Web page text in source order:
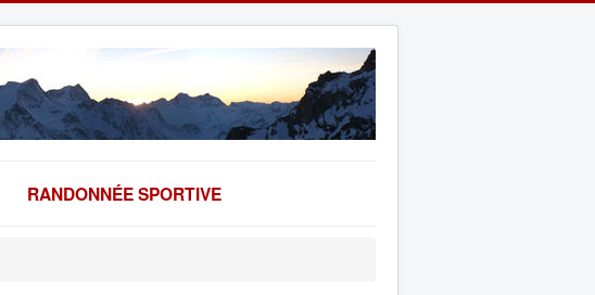
RANDONNÉE SPORTIVE